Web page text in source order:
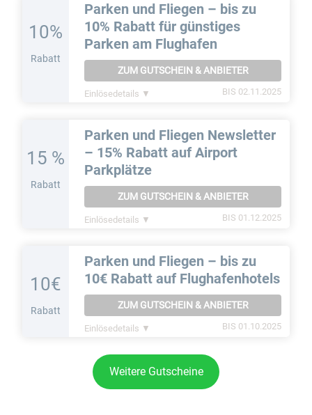
10%
Rabatt
Parken und Fliegen – bis zu
10% Rabatt für günstiges
Parken am Flughafen
ZUM GUTSCHEIN & ANBIETER
BIS 02.11.2025
Einlösedetails ▼
15 %
Rabatt
Parken und Fliegen Newsletter
– 15% Rabatt auf Airport
Parkplätze
ZUM GUTSCHEIN & ANBIETER
BIS 01.12.2025
Einlösedetails ▼
10€
Rabatt
Parken und Fliegen – bis zu
10€ Rabatt auf Flughafenhotels
ZUM GUTSCHEIN & ANBIETER
BIS 01.10.2025
Einlösedetails ▼
Weitere Gutscheine